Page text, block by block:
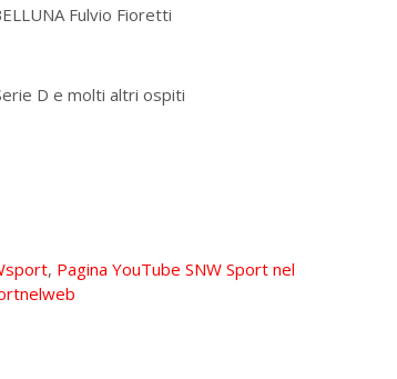
Fulvio Fioretti
D e molti altri ospiti
, Pagina YouTube SNW Sport nel